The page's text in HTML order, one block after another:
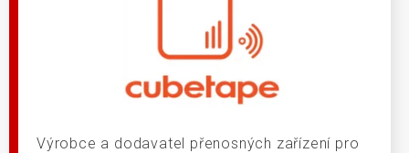
Výrobce a dodavatel přenosných zařízení pro